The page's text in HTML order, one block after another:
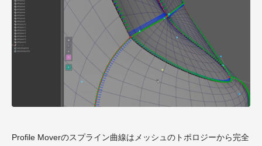
Profile Moverのスプライン曲線はメッシュのトポロジーから完全